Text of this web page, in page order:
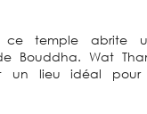
ce temple abrite
Bouddha. Wat
un lieu idéal